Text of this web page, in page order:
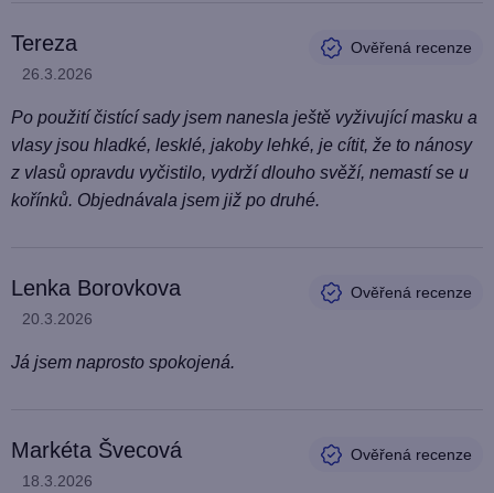
Tereza
Hodnocení produktu je 5 z 5 hvězdiček.
26.3.2026
Po použití čistící sady jsem nanesla ještě vyživující masku a
vlasy jsou hladké, lesklé, jakoby lehké, je cítit, že to nánosy
z vlasů opravdu vyčistilo, vydrží dlouho svěží, nemastí se u
kořínků. Objednávala jsem již po druhé.
Lenka Borovkova
Hodnocení produktu je 5 z 5 hvězdiček.
20.3.2026
Já jsem naprosto spokojená.
Markéta Švecová
Hodnocení produktu je 5 z 5 hvězdiček.
18.3.2026